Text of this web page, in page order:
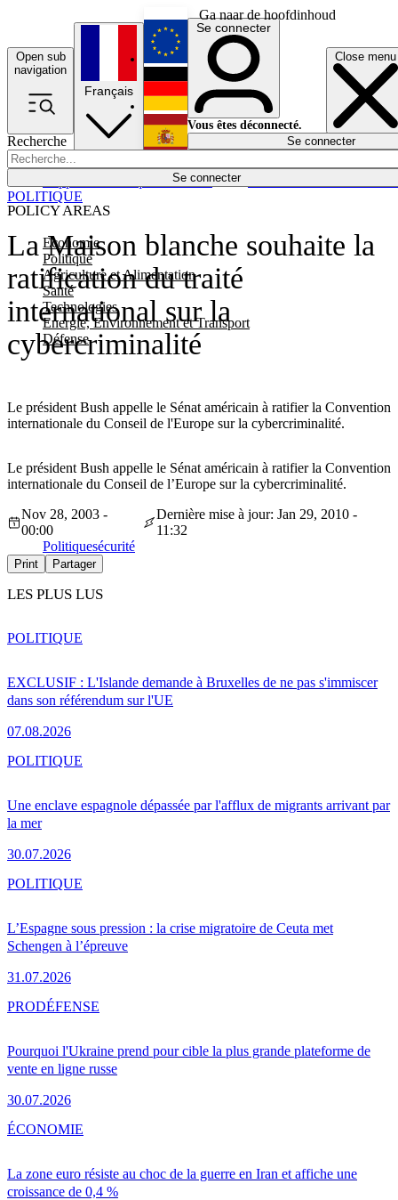
Ga naar de hoofdinhoud
Open sub
navigation
Close menu
Recherche
Se connecter
POLICY AREAS
Economie
Politique
Agriculture et Alimentation
Santé
Technologies
Energie, Environnement et Transport
Défense
Économie
Français
English
Deutsch
Español
Se connecter
Vous êtes déconnecté.
Se connecter
La Maison blanche souhaite la
ratification du traité
international sur la
cybercriminalité
Le président Bush appelle le Sénat américain à ratifier la Convention
internationale du Conseil de l'Europe sur la cybercriminalité.
POLITIQUE
Le président Bush appelle le Sénat américain à ratifier la Convention
internationale du Conseil de l’Europe sur la cybercriminalité.
Nov 28, 2003 -
00:00
Dernière mise à jour: Jan 29, 2010 -
11:32
Politiquesécurité
Print Partager
LES PLUS LUS
EXCLUSIF : L'Islande demande à Bruxelles de ne pas s'immiscer
dans son référendum sur l'UE
07.08.2026
POLITIQUE
Une enclave espagnole dépassée par l'afflux de migrants arrivant par
la mer
30.07.2026
POLITIQUE
L’Espagne sous pression : la crise migratoire de Ceuta met
Schengen à l’épreuve
31.07.2026
POLITIQUE
Pourquoi l'Ukraine prend pour cible la plus grande plateforme de
vente en ligne russe
30.07.2026
PRODÉFENSE
La zone euro résiste au choc de la guerre en Iran et affiche une
croissance de 0,4 %
ÉCONOMIE